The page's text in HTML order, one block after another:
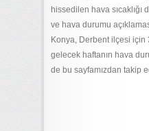
hissedilen hava sıcaklığı
ve hava durumu
Konya, Derbent ilçesi için
gelecek haftanın hava
de bu sayfamızdan takip